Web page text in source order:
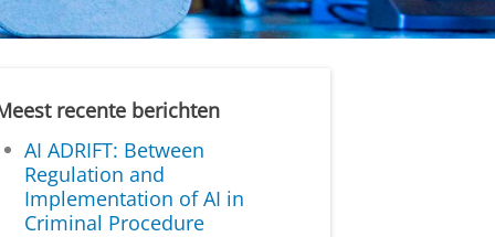
recente berichten
AI ADRIFT: Between
Regulation and
Implementation of AI in
Criminal Procedure